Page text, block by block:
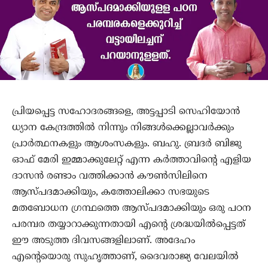
പ്രിയപ്പെട്ട സഹോദരങ്ങളെ, അട്ടപ്പാടി സെഹിയോൻ
ധ്യാന കേന്ദ്രത്തിൽ നിന്നും നിങ്ങൾക്കെല്ലാവർക്കും
പ്രാർത്ഥനകളും ആശംസകളും. ബഹു. ബ്രദർ ബിജു
ഓഫ് മേരി ഇമ്മാക്കുലേറ്റ് എന്ന കർത്താവിന്റെ എളിയ
ദാസൻ രണ്ടാം വത്തിക്കാൻ കൗൺസിലിനെ
ആസ്പദമാക്കിയും, കത്തോലിക്കാ സഭയുടെ
മതബോധന ഗ്രന്ഥത്തെ ആസ്പദമാക്കിയും ഒരു പഠന
പരമ്പര തയ്യാറാക്കുന്നതായി എന്റെ ശ്രദ്ധയിൽപ്പെട്ടത്
ഈ അടുത്ത ദിവസങ്ങളിലാണ്. അദേഹം
എന്റെയൊരു സുഹൃത്താണ്, ദൈവരാജ്യ വേലയിൽ